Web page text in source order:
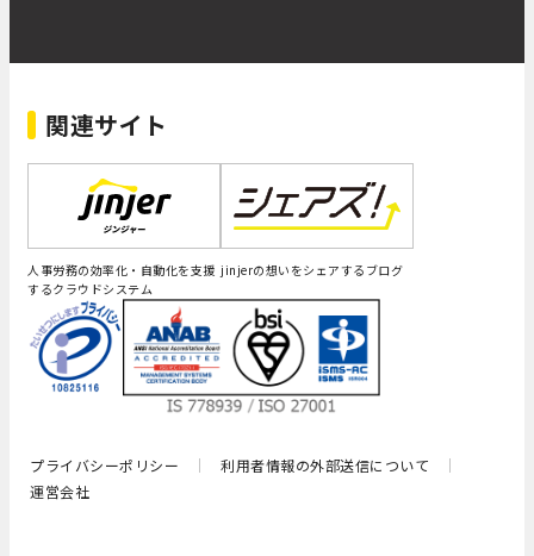
関連サイト
人事労務の効率化・自動化を支援
するクラウドシステム
jinjerの想いをシェアするブログ
プライバシーポリシー
利用者情報の外部送信について
運営会社